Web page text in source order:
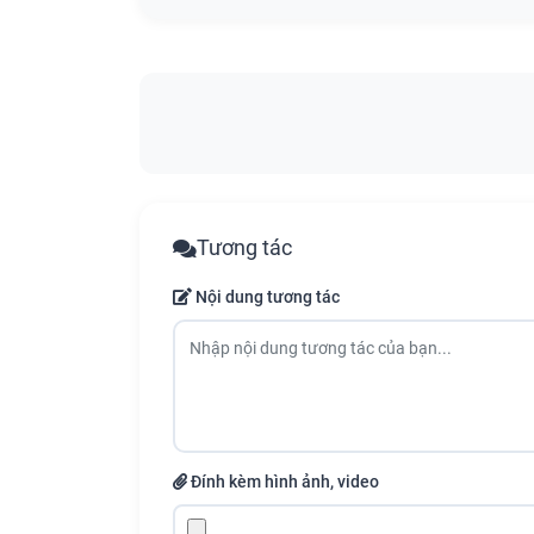
Tương tác
Nội dung tương tác
Đính kèm hình ảnh, video